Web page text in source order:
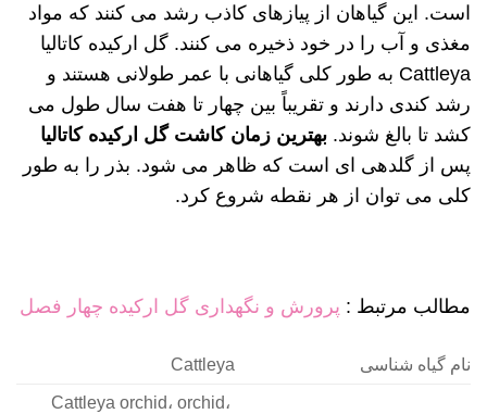
است. این گیاهان از پیازهای کاذب رشد می کنند که مواد
مغذی و آب را در خود ذخیره می کنند. گل ارکیده کاتالیا
Cattleya به طور کلی گیاهانی با عمر طولانی هستند و
رشد کندی دارند و تقریباً بین چهار تا هفت سال طول می
کشد تا بالغ شوند. بهترین زمان کاشت گل ارکیده کاتالیا
پس از گلدهی ای است که ظاهر می شود. بذر را به طور
کلی می توان از هر نقطه شروع کرد.
مطالب مرتبط : پرورش و نگهداری گل ارکیده چهار فصل
نام گیاه شناسی Cattleya
Cattleya orchid، orchid،